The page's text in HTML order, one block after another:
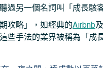
過另一個名詞叫「成長駭
攻略」，如經典的Airbnb及
些手法的業界被稱為「成